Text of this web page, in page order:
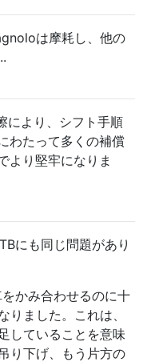
は摩耗し、他の
により、シフト手順
わたって多くの補償
より堅牢になりま
にも同じ問題があり
かみ合わせるのに十
りました。これは、
していることを意味
り下げ、もう片方の